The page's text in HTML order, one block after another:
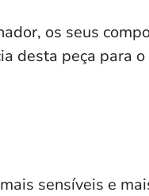
os seus
desta peça para
sensíveis e